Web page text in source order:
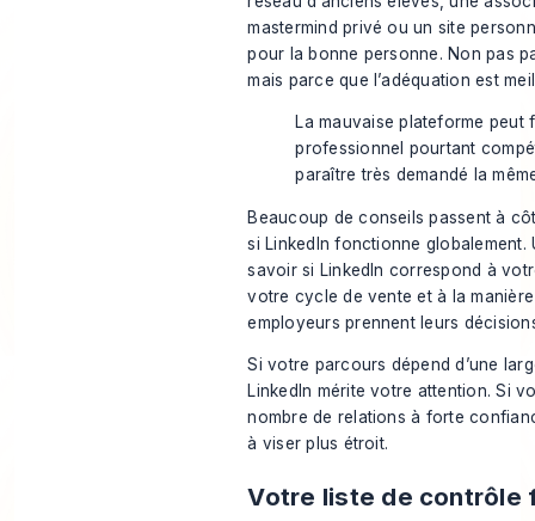
mastermind privé ou un site
pour la bonne personne. Non pas
mais parce que l’adéquation est
La mauvaise plateforme peut
professionnel pourtant
paraître très demandé la
Beaucoup de conseils passent à
si LinkedIn fonctionne globalement.
savoir si LinkedIn correspond à
votre cycle de vente et à la
employeurs prennent leurs
Si votre parcours dépend d’une
LinkedIn mérite votre attention. Si
nombre de relations à forte
à viser plus étroit.
Votre liste de contrôle